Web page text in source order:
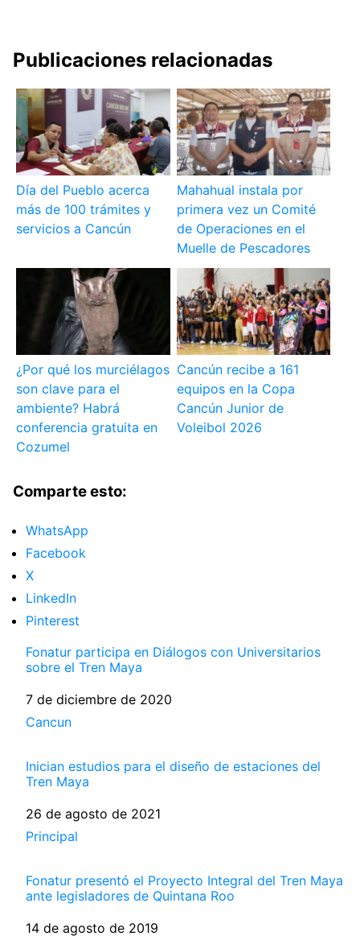
Publicaciones relacionadas
Día del Pueblo acerca
más de 100 trámites y
servicios a Cancún
Mahahual instala por
primera vez un Comité
de Operaciones en el
Muelle de Pescadores
¿Por qué los murciélagos
son clave para el
ambiente? Habrá
conferencia gratuita en
Cozumel
Cancún recibe a 161
equipos en la Copa
Cancún Junior de
Voleibol 2026
Comparte esto:
WhatsApp
Facebook
X
LinkedIn
Pinterest
Fonatur participa en Diálogos con Universitarios
sobre el Tren Maya
Fecha
7 de diciembre de 2020
Respecto a
Cancun
Inician estudios para el diseño de estaciones del
Tren Maya
Fecha
26 de agosto de 2021
Respecto a
Principal
Fonatur presentó el Proyecto Integral del Tren Maya
ante legisladores de Quintana Roo
Fecha
14 de agosto de 2019